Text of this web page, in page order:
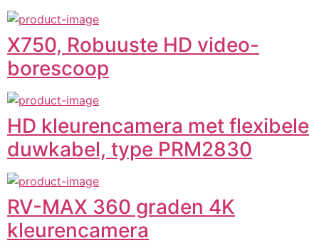
X750, Robuuste HD video-
borescoop
HD kleurencamera met flexibele
duwkabel, type PRM2830
RV-MAX 360 graden 4K
kleurencamera